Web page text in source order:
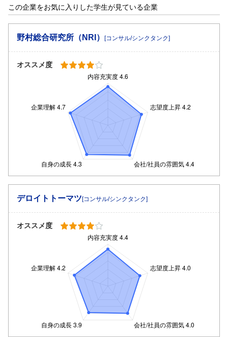
この企業をお気に入りした学生が見ている企業
野村総合研究所（NRI） [コンサル/シンクタンク]
オススメ度
デロイトトーマツ[コンサル/シンクタンク]
オススメ度